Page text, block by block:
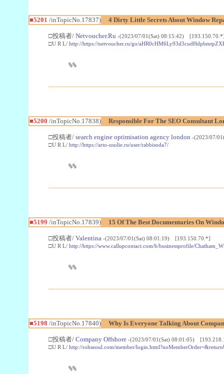
■5201 /inTopicNo.17837) 4 Dirty Little Secrets About Window
□投稿者/ Netvoucher.Ru -(2023/07/01(Sat) 08:15:42)
□U R L/ http://https://netvoucher.ru/go/
%%
■5200 /inTopicNo.17838) Responsible For The SEO Consultant
□投稿者/ search engine optimisation agency london -(2023/07/
□U R L/ http://https://arto-usolie.ru/user/rabbisoda7/
%%
■5199 /inTopicNo.17839) 15 Of The Best Documentaries On
□投稿者/ Valentina -(2023/07/01(Sat) 08:01:19) [193.150.70.*]
□U R L/ http://https://www.callupcontact.com/b/businessprofile/
%%
■5198 /inTopicNo.17840) Why Is Everyone Talking About
□投稿者/ Company Offshore -(2023/07/01(Sat) 08:01:05)
□U R L/ http://rohseoul.com/member/
%%